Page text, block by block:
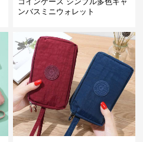
ンバスミニウォレット